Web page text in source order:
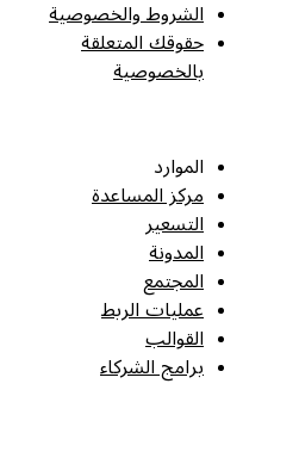
الشروط والخصوصية
حقوقك المتعلقة
بالخصوصية
الموارد
مركز المساعدة
التسعير
المدونة
المجتمع
عمليات الربط
القوالب
برامج الشركاء